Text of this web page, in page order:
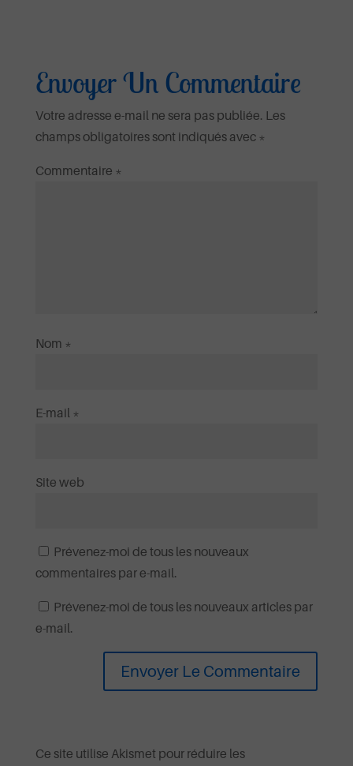
Envoyer Un Commentaire
Votre adresse e-mail ne sera pas publiée. Les
champs obligatoires sont indiqués avec *
Commentaire *
Nom *
E-mail *
Site web
Prévenez-moi de tous les nouveaux
commentaires par e-mail.
Prévenez-moi de tous les nouveaux articles par
e-mail.
Ce site utilise Akismet pour réduire les